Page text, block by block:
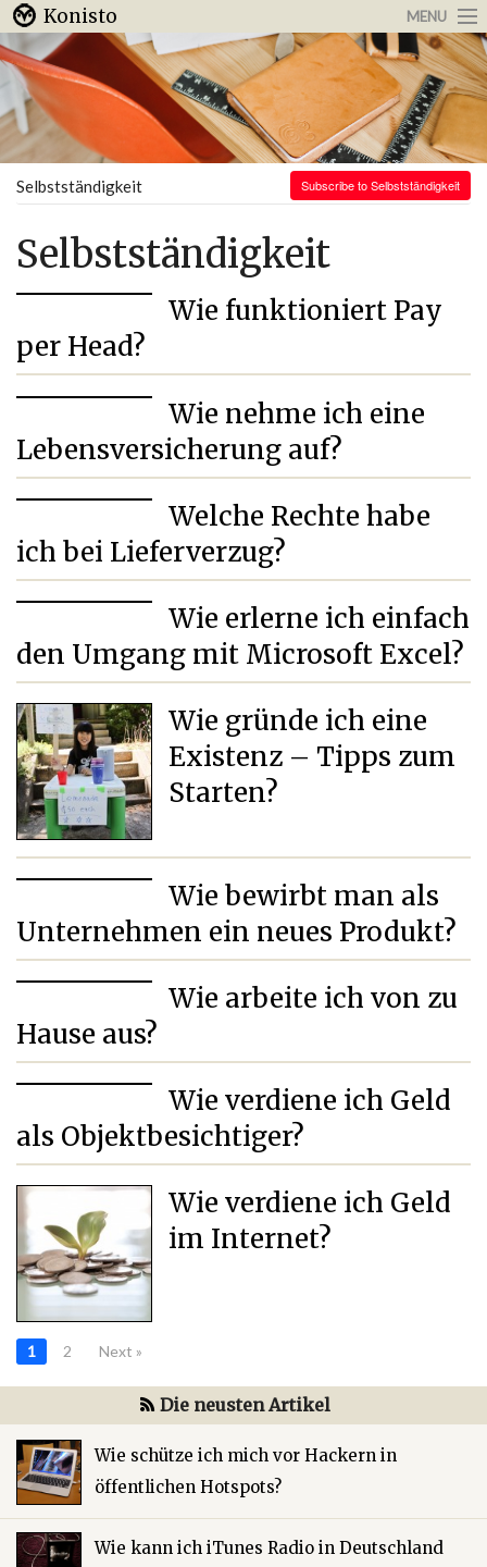
Konisto MENU
Arbeit & Karriere
Internet
Urlaub & Reisen
Selbstständigkeit Subscribe to Selbstständigkeit
Selbstständigkeit
Wie funktioniert Pay
per Head?
Wie nehme ich eine
Lebensversicherung auf?
Welche Rechte habe
ich bei Lieferverzug?
Wie erlerne ich einfach
den Umgang mit Microsoft Excel?
Wie gründe ich eine
Existenz – Tipps zum
Starten?
Wie bewirbt man als
Unternehmen ein neues Produkt?
Wie arbeite ich von zu
Hause aus?
Wie verdiene ich Geld
als Objektbesichtiger?
Wie verdiene ich Geld
im Internet?
1 2 Next »
Die neusten Artikel
Wie schütze ich mich vor Hackern in
öffentlichen Hotspots?
Wie kann ich iTunes Radio in Deutschland